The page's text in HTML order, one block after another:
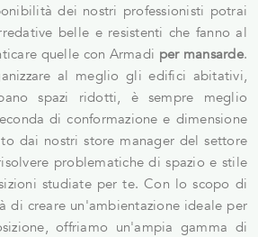
dei nostri professionisti potrai
belle e resistenti che fanno al
quelle con Armadi per mansarde.
al meglio gli edifici abitativi,
spazi ridotti, è sempre meglio
di conformazione e dimensione
dai nostri store manager del settore
problematiche di spazio e stile
studiate per te. Con lo scopo di
di creare un'ambientazione ideale per
offriamo un'ampia gamma di